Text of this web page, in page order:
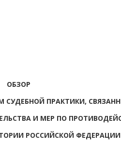
ОБЗОР
СУДЕБНОЙ ПРАКТИКИ,
И МЕР ПО
РОССИЙСКОЙ